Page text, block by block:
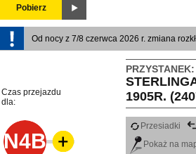
Pobierz
Od nocy z 7/8 czerwca 2026 r. zmiana
PRZYSTANEK:
1905R.
Czas przejazdu
dla:
N4B
Przesiadki
Pokaż na